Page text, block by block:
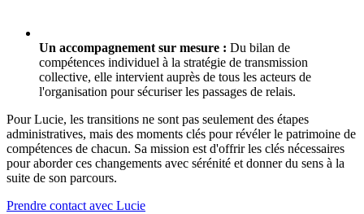
Un accompagnement sur mesure : Du bilan de
compétences individuel à la stratégie de transmission
collective, elle intervient auprès de tous les acteurs de
l'organisation pour sécuriser les passages de relais.
Pour Lucie, les transitions ne sont pas seulement des étapes
administratives, mais des moments clés pour révéler le patrimoine de
compétences de chacun. Sa mission est d'offrir les clés nécessaires
pour aborder ces changements avec sérénité et donner du sens à la
suite de son parcours.
Prendre contact avec Lucie